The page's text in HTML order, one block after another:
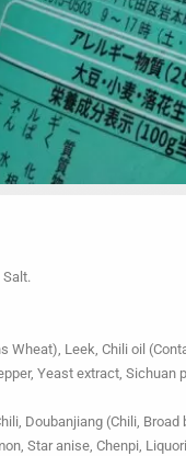
Wheat), Leek, Chili oil
Yeast extract, Sichuan
Doubanjiang (Chili, Broad
Star anise, Chenpi,